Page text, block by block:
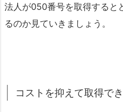
法人が050番号を取得すると
るのか見ていきましょう。
コストを抑えて取得で